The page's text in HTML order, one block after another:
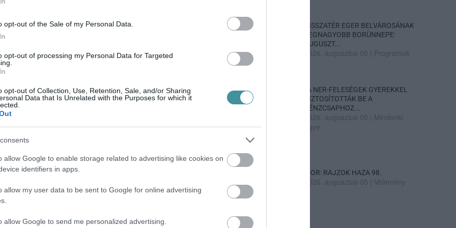
opt-out of the Sale of my Personal Data.
opt-out of processing my Personal Data for Targeted
opt-out of Collection, Use, Retention, Sale, and/or Sharing
Data that Is Unrelated with the Purposes for which it
allow Google to enable storage related to advertising like cookies on
identifiers in apps.
allow my user data to be sent to Google for online advertising
allow Google to send me personalized advertising.
cégcsoporton belül létrehozott egy
költségvetéssel, négy emberre szabott
lesznek, egyelőre titkolják. Az viszont
az Agria Film Kft. volt az eszköz,
maradt."
VISSZATÉR EGER BELVÁROSÁNAK
LEGNAGYOBB BORÜNNEPE:
AUGUSZT...
2026. augusztus 05 Programok
„A NER-FELESÉGEK GYEREKKEL
BIZTOSÍTOTTÁK BE A
PÉNZCSAPHOZ...
2026. augusztus 05
Mindenki
ügye
SIOR: RAJZOK HAZA 98.
2026. augusztus 05 Vélemény